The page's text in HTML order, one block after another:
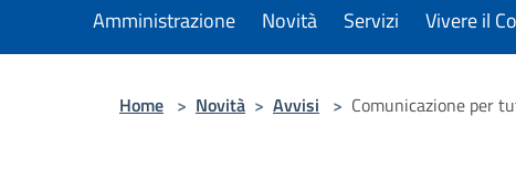
Amministrazione Novità Servizi Vivere il
Home > Novità > Avvisi > Comunicazione per